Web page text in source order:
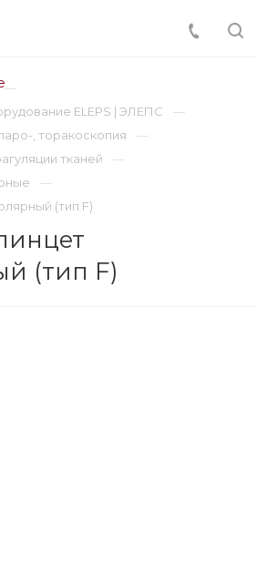
ELEPS | ЭЛЕПС
, торакоскопия
тканей
(тип F)
(тип F)